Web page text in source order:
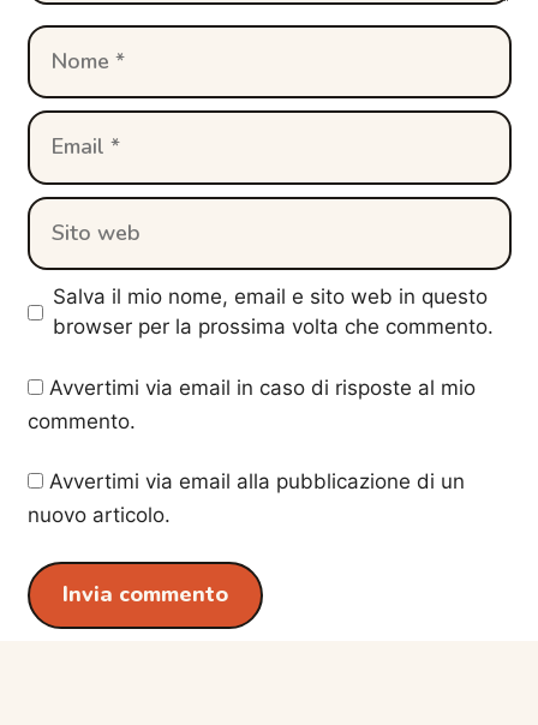
Nome
Email
Sito
web
Salva il mio nome, email e sito web in questo
browser per la prossima volta che commento.
Avvertimi via email in caso di risposte al mio
commento.
Avvertimi via email alla pubblicazione di un
nuovo articolo.